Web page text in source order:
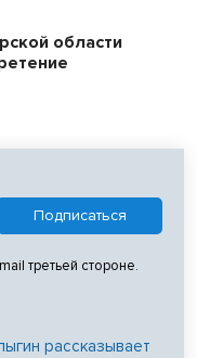
области
третьей стороне.
рассказывает